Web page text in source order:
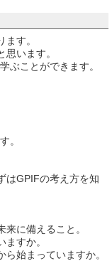
す。
います。
ぶことができます。
。
はGPIFの考え方を知
に備えること。
すか。
始まっていますか。